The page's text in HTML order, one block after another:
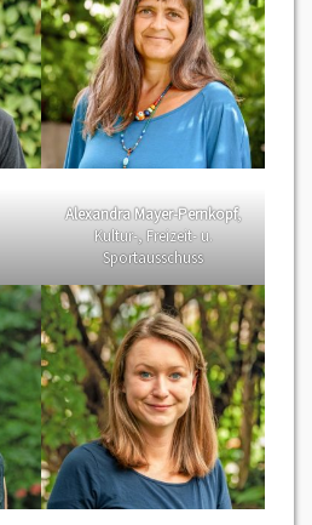
Alexandra Mayer-Pernkopf,
Kultur-, Freizeit- u.
Sportausschuss